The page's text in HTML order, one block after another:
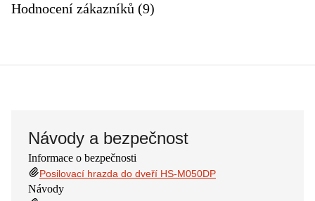
Hodnocení zákazníků (9)
Návody a bezpečnost
Informace o bezpečnosti
Posilovací hrazda do dveří HS-M050DP
Návody